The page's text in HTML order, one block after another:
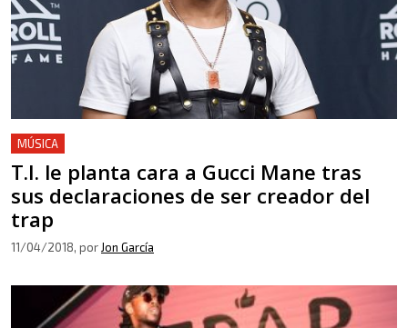
MÚSICA
T.I. le planta cara a Gucci Mane tras
sus declaraciones de ser creador del
trap
11/04/2018, por Jon García